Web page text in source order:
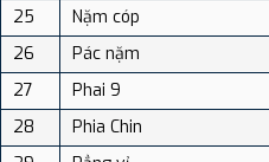
25
Nặm cóp
26
Pác nặm
27
Phai 9
28
Phia Chin